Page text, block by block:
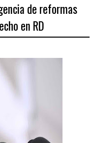
de reformas
en RD